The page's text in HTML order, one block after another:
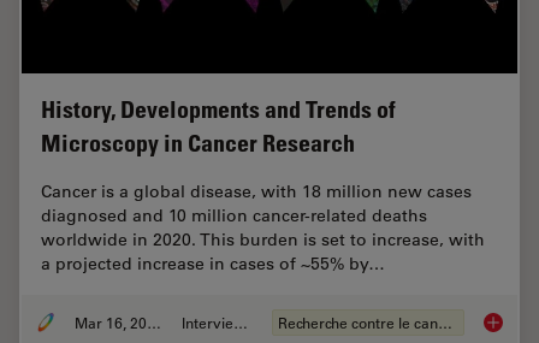
History, Developments and Trends of
Microscopy in Cancer Research
Cancer is a global disease, with 18 million new cases
diagnosed and 10 million cancer-related deaths
worldwide in 2020. This burden is set to increase, with
a projected increase in cases of ~55% by…
Mar 16, 2026 Interviews Recherche contre le cancer